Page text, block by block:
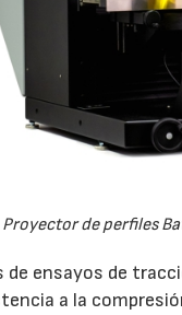
de perfiles
de ensayos de
a la